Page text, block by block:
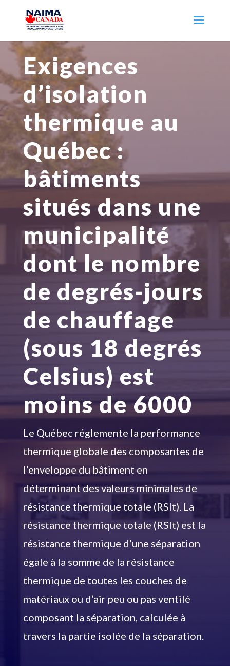
Exigences
d’isolation
thermique au
Québec :
bâtiments
situés dans une
municipalité
dont le nombre
de degrés-jours
de chauffage
(sous 18 degrés
Celsius) est
moins de 6000
Le Québec réglemente la performance
thermique globale des composantes de
l’enveloppe du bâtiment en
déterminant des valeurs minimales de
résistance thermique totale (RSIt). La
résistance thermique totale (RSIt) est la
résistance thermique d’une séparation
égale à la somme de la résistance
thermique de toutes les couches de
matériaux ou d’air peu ou pas ventilé
composant la séparation, calculée à
travers la partie isolée de la séparation.